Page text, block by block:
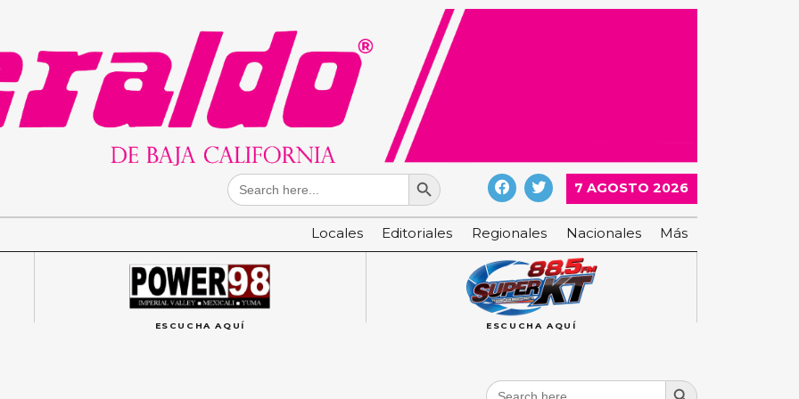
Search
for:
Search Button
7 AGOSTO 2026
Locales Editoriales Regionales Nacionales Más
ESCUCHA AQUÍ ESCUCHA AQUÍ
Search
Search Button